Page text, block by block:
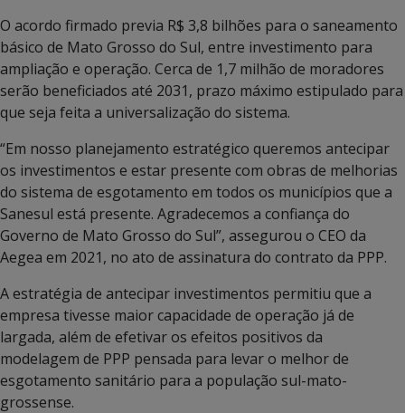
O acordo firmado previa R$ 3,8 bilhões para o saneamento
básico de Mato Grosso do Sul, entre investimento para
ampliação e operação. Cerca de 1,7 milhão de moradores
serão beneficiados até 2031, prazo máximo estipulado para
que seja feita a universalização do sistema.
“Em nosso planejamento estratégico queremos antecipar
os investimentos e estar presente com obras de melhorias
do sistema de esgotamento em todos os municípios que a
Sanesul está presente. Agradecemos a confiança do
Governo de Mato Grosso do Sul”, assegurou o CEO da
Aegea em 2021, no ato de assinatura do contrato da PPP.
A estratégia de antecipar investimentos permitiu que a
empresa tivesse maior capacidade de operação já de
largada, além de efetivar os efeitos positivos da
modelagem de PPP pensada para levar o melhor de
esgotamento sanitário para a população sul-mato-
grossense.